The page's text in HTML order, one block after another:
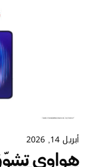
أبريل 14, 2026